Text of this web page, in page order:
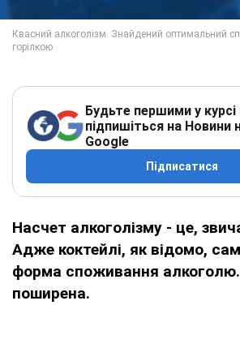
Будьте першими у
підпишіться на Новини
Google
Підписатися
Насчет алкоголізму - це,
Адже коктейлі, як відомо,
форма споживання алкоголю.
поширена.